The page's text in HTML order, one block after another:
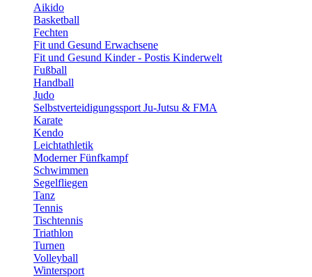
Aikido
Basketball
Fechten
Fit und Gesund Erwachsene
Fit und Gesund Kinder - Postis Kinderwelt
Fußball
Handball
Judo
Selbstverteidigungssport Ju-Jutsu & FMA
Karate
Kendo
Leichtathletik
Moderner Fünfkampf
Schwimmen
Segelfliegen
Tanz
Tennis
Tischtennis
Triathlon
Turnen
Volleyball
Wintersport